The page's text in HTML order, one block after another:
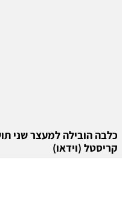
כלבה הובילה למעצר שני
קריסטל (וידאו)